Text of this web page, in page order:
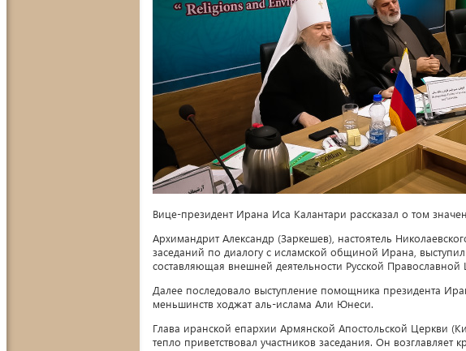
Вице-президент Ирана Иса Калантари рассказал о том
Архимандрит Александр (Заркешев), настоятель
заседаний по диалогу с исламской общиной Ирана, выступил
составляющая внешней деятельности Русской Православной
Далее последовало выступление помощника президента
меньшинств ходжат аль-ислама Али Юнеси.
Глава иранской епархии Армянской Апостольской Церкви
тепло приветствовал участников заседания. Он